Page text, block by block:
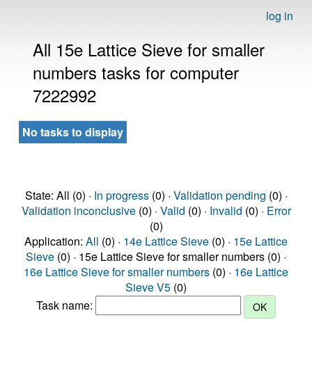
log in
All 15e Lattice Sieve for smaller
numbers tasks for computer
7222992
No tasks to display
State: All (0) · In progress(0) · Validation pending (0) ·
Validation inconclusive(0) · Valid (0) · Invalid (0) · Error
(0)
Application: All (0) · 14e Lattice Sieve (0) · 15e Lattice
Sieve (0) · 15e Lattice Sieve for smaller numbers (0) ·
16e Lattice Sieve for smaller numbers (0) · 16e Lattice
Sieve V5 (0)
Task name: